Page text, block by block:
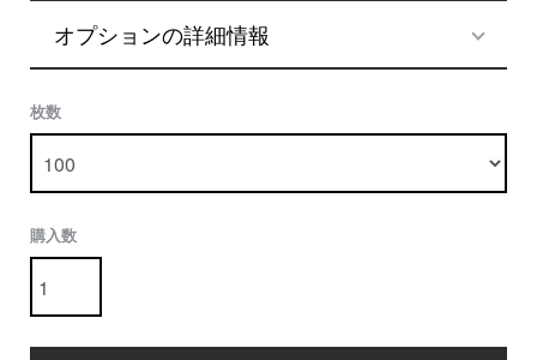
オプションの詳細情報
枚数
購入数